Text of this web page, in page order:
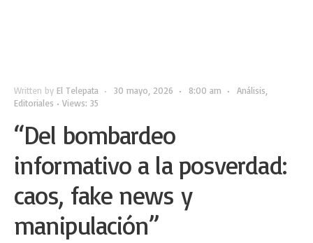
Written by El Telepata • 30 mayo, 2026 • 8:00 am • Análisis
Editoriales • Views: 35
“Del bombardeo
informativo a la posverdad:
caos, fake news y
manipulación”